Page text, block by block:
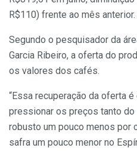
R$110) frente ao mês anterior.
Segundo o pesquisador da
Garcia Ribeiro, a oferta do
os valores dos cafés.
“Essa recuperação da oferta
pressionar os preços tanto do
robusto um pouco menos por
safra um pouco menor no